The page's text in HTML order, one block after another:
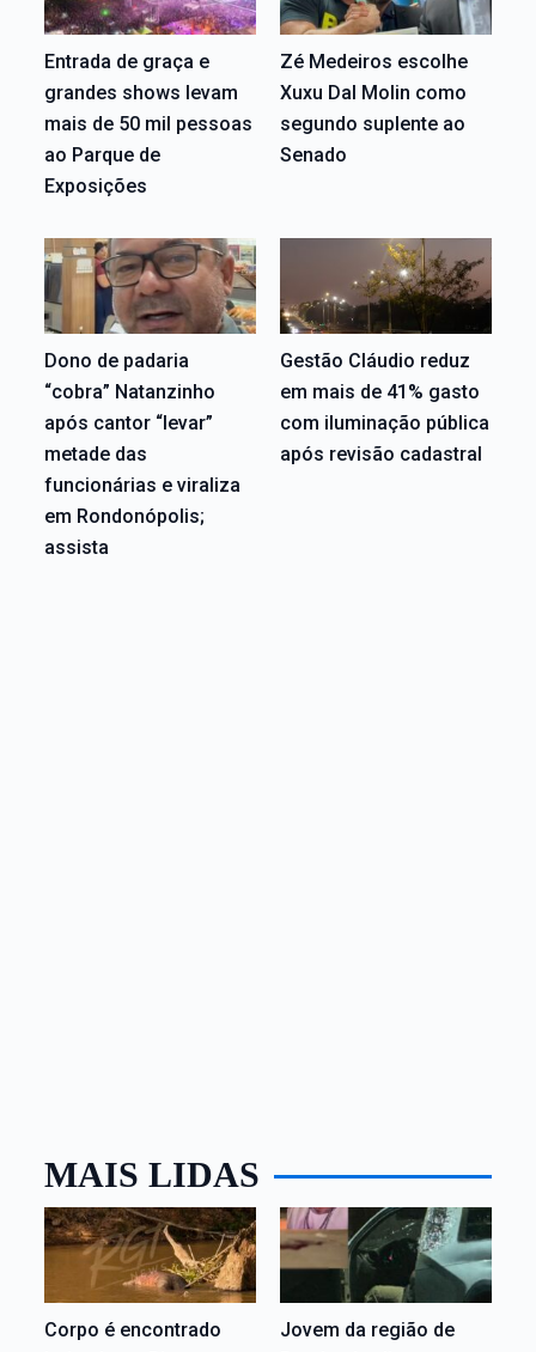
Entrada de graça e
grandes shows levam
mais de 50 mil pessoas
ao Parque de
Exposições
Zé Medeiros escolhe
Xuxu Dal Molin como
segundo suplente ao
Senado
Dono de padaria
“cobra” Natanzinho
após cantor “levar”
metade das
funcionárias e viraliza
em Rondonópolis;
assista
Gestão Cláudio reduz
em mais de 41% gasto
com iluminação pública
após revisão cadastral
MAIS LIDAS
Corpo é encontrado
Jovem da região de